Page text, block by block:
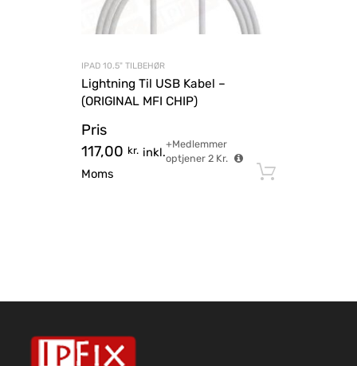
IPAD 10.5" TILBEHØR
Lightning Til USB Kabel –
(ORIGINAL MFI CHIP)
Pris
117,00 kr. inkl.
Moms
+Medlemmer
optjener2 Kr.